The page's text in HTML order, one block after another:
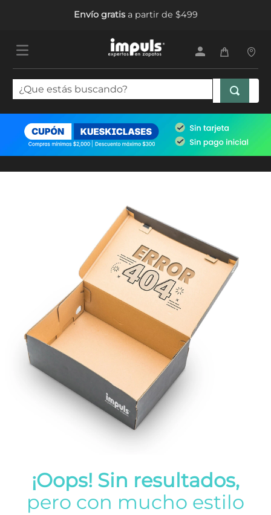
Envío gratisa partir de $499
¿Que estás buscando?
¡Oops! Sin resultados,
pero con mucho estilo
TÉRMINOS MÁS BUSCADOS
.
tenis mujer